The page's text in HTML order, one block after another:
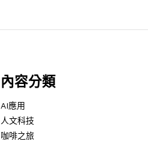
內容分類
AI應用
人文科技
咖啡之旅